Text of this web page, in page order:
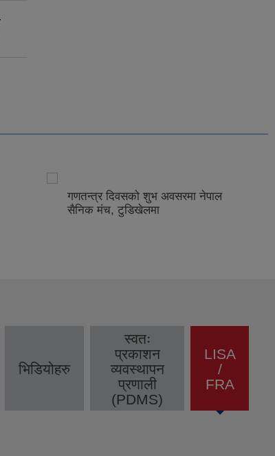
गणतन्त्र दिवसको शुभ अवसरमा नेपाल
सैनिक मंच, टुडिखेलमा
भिडियोहरु
स्वतः
प्रकाशन
व्यवस्थापन
प्रणाली
(PDMS)
LISA
/
FRA
(active
tab)